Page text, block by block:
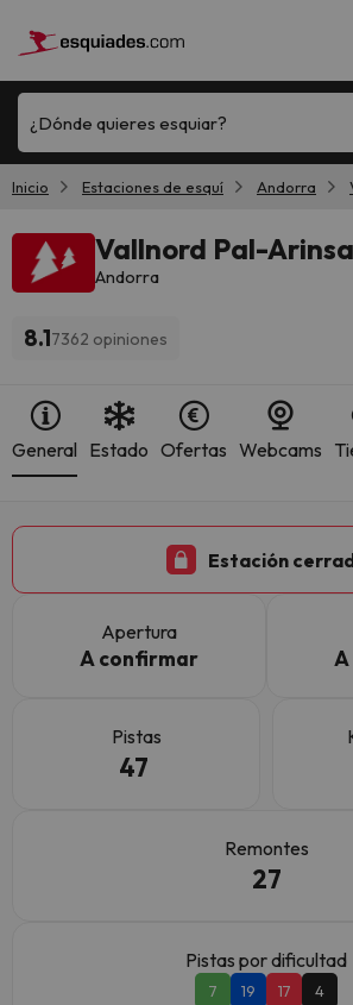
¿Dónde quieres esquiar?
Inicio Estaciones de esquí Andorra
Vallnord Pal-
Andorra
8.17362 opiniones
General Estado Ofertas Webcams
Estación
Apertura
A confirmar
Pistas
47
Remontes
27
Pistas por dificultad
7 19 17 4